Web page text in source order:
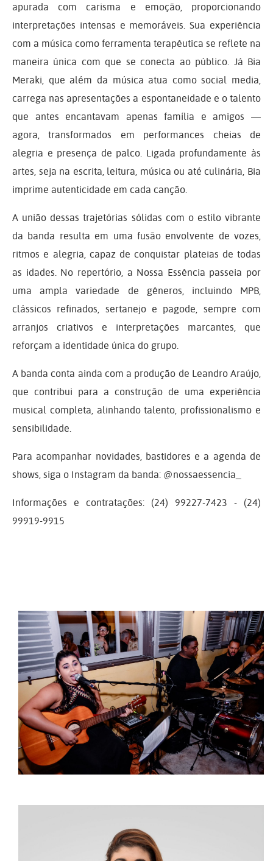
apurada com carisma e emoção, proporcionando
interpretações intensas e memoráveis. Sua experiência
com a música como ferramenta terapêutica se reflete na
maneira única com que se conecta ao público. Já Bia
Meraki, que além da música atua como social media,
carrega nas apresentações a espontaneidade e o talento
que antes encantavam apenas família e amigos —
agora, transformados em performances cheias de
alegria e presença de palco. Ligada profundamente às
artes, seja na escrita, leitura, música ou até culinária, Bia
imprime autenticidade em cada canção.
A união dessas trajetórias sólidas com o estilo vibrante
da banda resulta em uma fusão envolvente de vozes,
ritmos e alegria, capaz de conquistar plateias de todas
as idades. No repertório, a Nossa Essência passeia por
uma ampla variedade de gêneros, incluindo MPB,
clássicos refinados, sertanejo e pagode, sempre com
arranjos criativos e interpretações marcantes, que
reforçam a identidade única do grupo.
A banda conta ainda com a produção de Leandro Araújo,
que contribui para a construção de uma experiência
musical completa, alinhando talento, profissionalismo e
sensibilidade.
Para acompanhar novidades, bastidores e a agenda de
shows, siga o Instagram da banda: @nossaessencia_
Informações e contratações: (24) 99227-7423 - (24)
99919-9915